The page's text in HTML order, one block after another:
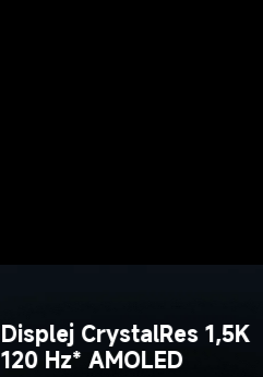
Displej CrystalRes 1,5K
120 Hz* AMOLED